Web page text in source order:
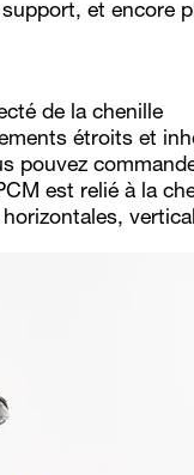
et encore
de la chenille
étroits et
pouvez
est relié à la